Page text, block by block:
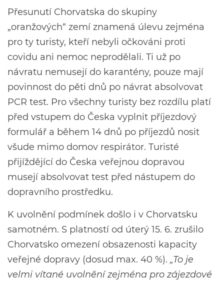
Přesunutí Chorvatska do skupiny
„oranžových“ zemí znamená úlevu zejména
pro ty turisty, kteří nebyli očkováni proti
covidu ani nemoc neprodělali. Ti už po
návratu nemusejí do karantény, pouze mají
povinnost do pěti dnů po návrat absolvovat
PCR test. Pro všechny turisty bez rozdílu platí
před vstupem do Česka vyplnit příjezdový
formulář a během 14 dnů po příjezdů nosit
všude mimo domov respirátor. Turisté
přijíždějící do Česka veřejnou dopravou
musejí absolvovat test před nástupem do
dopravního prostředku.
K uvolnění podmínek došlo i v Chorvatsku
samotném. S platností od úterý 15. 6. zrušilo
Chorvatsko omezení obsazenosti kapacity
veřejné dopravy (dosud max. 40 %). „To je
velmi vítané uvolnění zejména pro zájezdové